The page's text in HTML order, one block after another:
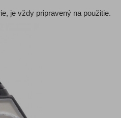
je vždy pripravený na použitie.